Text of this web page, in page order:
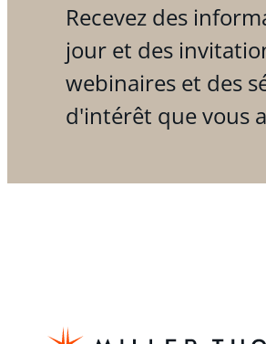
Recevez des
jour et des
webinaires et des
d'intérêt que vous